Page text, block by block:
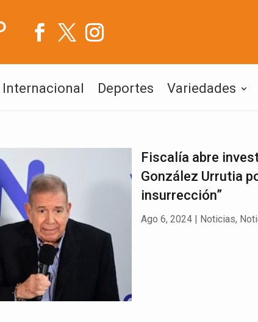
Internacional Deportes Variedades
Fiscalía abre
González Urrutia
insurrección”
Ago 6, 2024| Noticias,